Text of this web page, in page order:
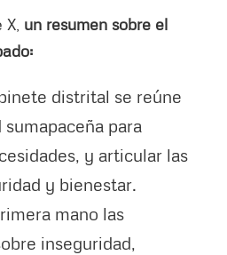
un resumen sobre el
distrital se reúne
para
y articular las
y bienestar.
mano las
inseguridad,